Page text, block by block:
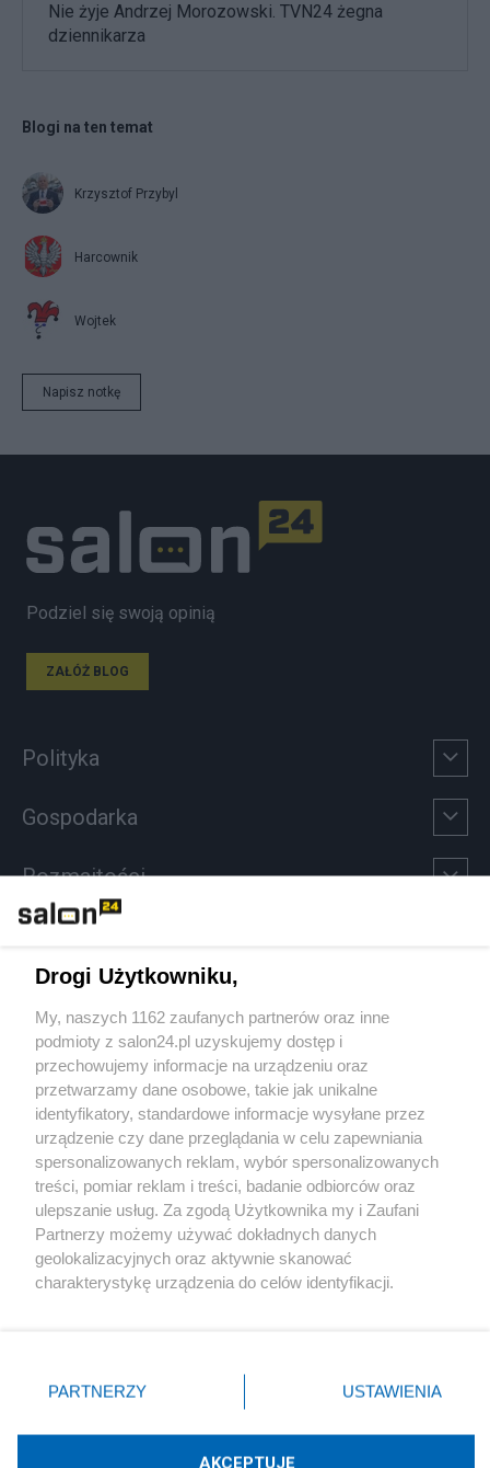
Nie żyje Andrzej Morozowski. TVN24 żegna
dziennikarza
Blogi na ten temat
Krzysztof Przybyl
Harcownik
Wojtek
Napisz notkę
Podziel się swoją opinią
ZAŁÓŻ BLOG
Polityka
Gospodarka
Rozmaitości
Sport
Społeczeństwo
Kultura
X Facebook Instagram Youtube
Drogi Użytkowniku,
My, naszych 1162 zaufanych partnerów oraz inne
podmioty z salon24.pl uzyskujemy dostęp i
przechowujemy informacje na urządzeniu oraz
przetwarzamy dane osobowe, takie jak unikalne
identyfikatory, standardowe informacje wysyłane przez
urządzenie czy dane przeglądania w celu zapewniania
spersonalizowanych reklam, wybór spersonalizowanych
treści, pomiar reklam i treści, badanie odbiorców oraz
ulepszanie usług. Za zgodą Użytkownika my i Zaufani
Partnerzy możemy używać dokładnych danych
geolokalizacyjnych oraz aktywnie skanować
charakterystykę urządzenia do celów identyfikacji.
zmienić/wycofać klikając przycisk ustawień prywatności
znajdujący się w lewym dolnym rogu strony
rodzaje przetwarzania danych nie wymagają zgody
użytkownika, ale masz prawo sprzeciwić się takiemu
PARTNERZY USTAWIENIA
AKCEPTUJĘ